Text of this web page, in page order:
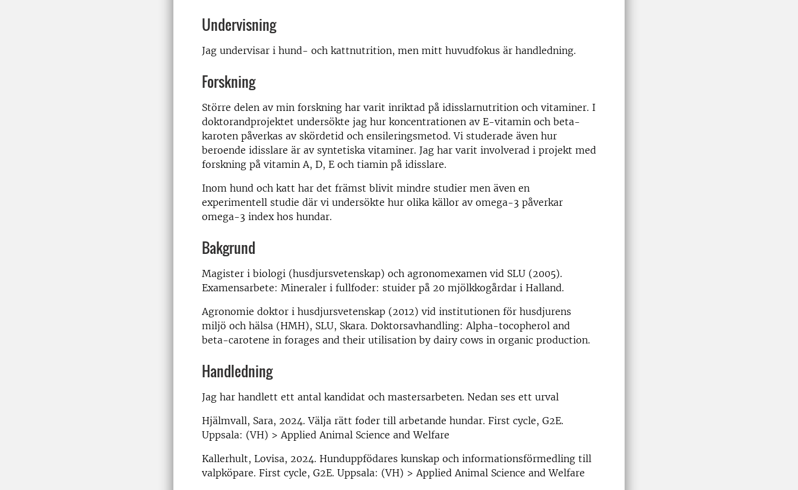
Undervisning
Jag undervisar i hund- och kattnutrition, men mitt huvudfokus är handledning.
Forskning
Större delen av min forskning har varit inriktad på idisslarnutrition och vitaminer. I
doktorandprojektet undersökte jag hur koncentrationen av E-vitamin och beta-
karoten påverkas av skördetid och ensileringsmetod. Vi studerade även hur
beroende idisslare är av syntetiska vitaminer. Jag har varit involverad i projekt med
forskning på vitamin A, D, E och tiamin på idisslare.
Inom hund och katt har det främst blivit mindre studier men även en
experimentell studie där vi undersökte hur olika källor av omega-3 påverkar
omega-3 index hos hundar.
Bakgrund
Magister i biologi (husdjursvetenskap) och agronomexamen vid SLU (2005).
Examensarbete: Mineraler i fullfoder: stuider på 20 mjölkkogårdar i Halland.
Agronomie doktor i husdjursvetenskap (2012) vid institutionen för husdjurens
miljö och hälsa (HMH), SLU, Skara. Doktorsavhandling: Alpha-tocopherol and
beta-carotene in forages and their utilisation by dairy cows in organic production.
Handledning
Jag har handlett ett antal kandidat och mastersarbeten. Nedan ses ett urval
Hjälmvall, Sara, 2024. Välja rätt foder till arbetande hundar. First cycle, G2E.
Uppsala: (VH) > Applied Animal Science and Welfare
Kallerhult, Lovisa, 2024. Hunduppfödares kunskap och informationsförmedling till
valpköpare. First cycle, G2E. Uppsala: (VH) > Applied Animal Science and Welfare